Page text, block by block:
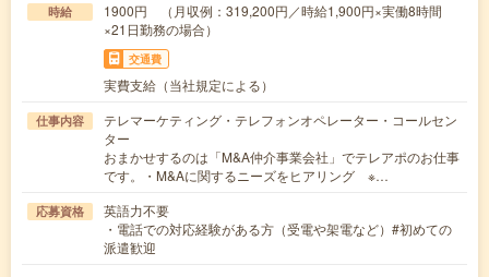
時給
1900円 （月収例：319,200円／時給1,900円×実働8時間
×21日勤務の場合）
交通費
実費支給（当社規定による）
仕事内容
テレマーケティング・テレフォンオペレーター・コールセン
ター
おまかせするのは「M&A仲介事業会社」でテレアポのお仕事
です。・M&Aに関するニーズをヒアリング ※…
応募資格
英語力不要
・電話での対応経験がある方（受電や架電など）#初めての
派遣歓迎